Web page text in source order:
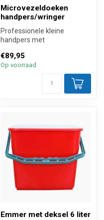
Microvezeldoeken
handpers/wringer
Professionele kleine
handpers met
emmer) voor het p...
€89,95
Op voorraad
Emmer met deksel 6 liter